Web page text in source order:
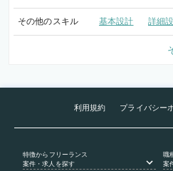
その他のスキル 基本設計 詳細
利用規約 プライバシー
特徴からフリーランス
案件・求人を探す
職
案